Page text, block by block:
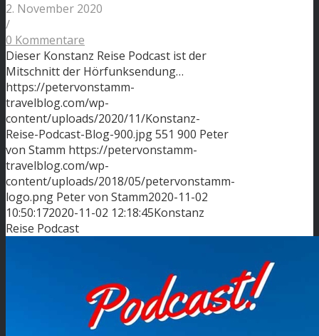
2. November 2020
/
0 Kommentare
Dieser Konstanz Reise Podcast ist der
Mitschnitt der Hörfunksendung…
https://petervonstamm-
travelblog.com/wp-
content/uploads/2020/11/Konstanz-
Reise-Podcast-Blog-900.jpg551 900 Peter
von Stamm https://petervonstamm-
travelblog.com/wp-
content/uploads/2018/05/petervonstamm-
logo.png Peter von Stamm2020-11-02
10:50:172020-11-02 12:18:45Konstanz
Reise Podcast